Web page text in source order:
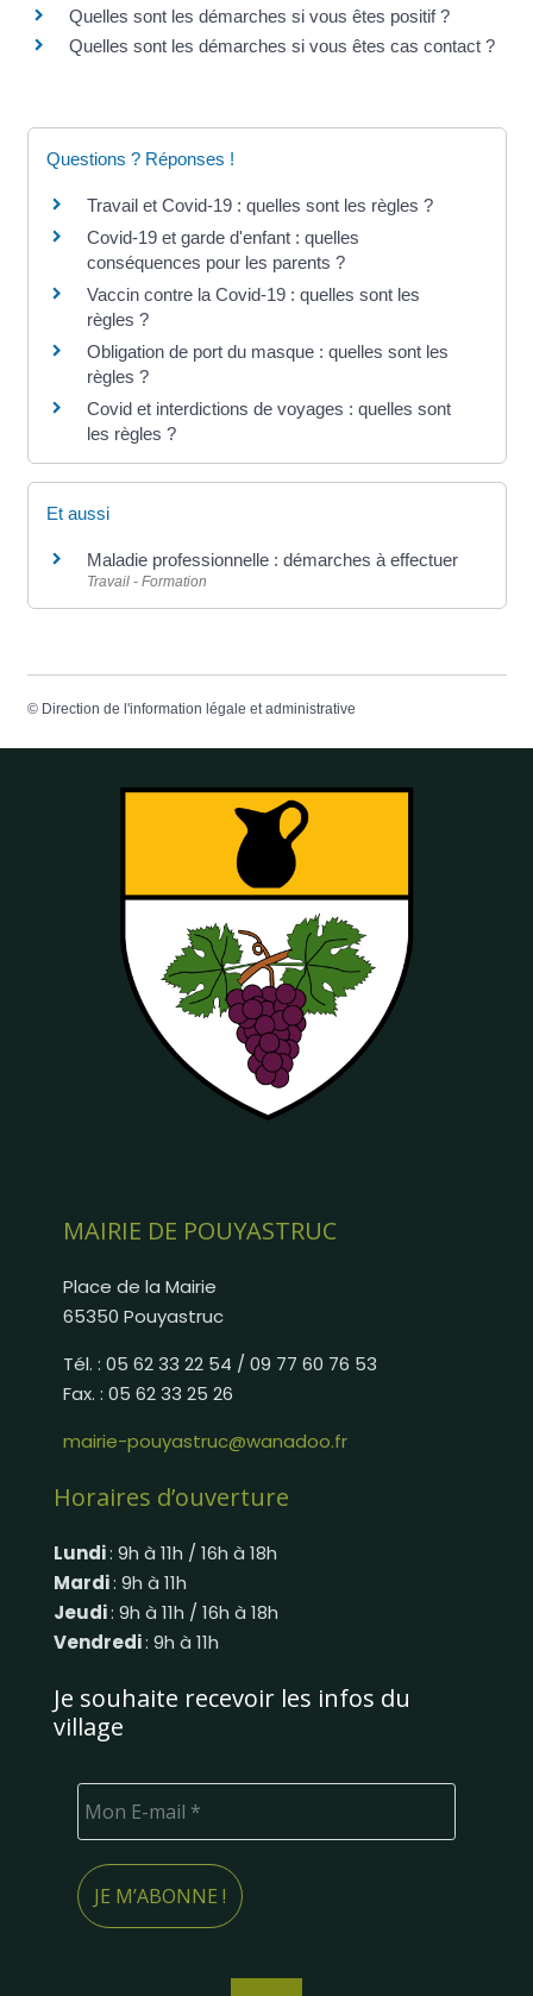
Quelles sont les démarches si vous êtes positif ?
Quelles sont les démarches si vous êtes cas contact ?
Questions ? Réponses !
Travail et Covid-19 : quelles sont les règles ?
Covid-19 et garde d'enfant : quelles
conséquences pour les parents ?
Vaccin contre la Covid-19 : quelles sont les
règles ?
Obligation de port du masque : quelles sont les
règles ?
Covid et interdictions de voyages : quelles sont
les règles ?
Et aussi
Maladie professionnelle : démarches à effectuer
Travail - Formation
© Direction de l'information légale et administrative
MAIRIE DE POUYASTRUC
Place de la Mairie
65350 Pouyastruc
Tél. : 05 62 33 22 54 / 09 77 60 76 53
Fax. : 05 62 33 25 26
mairie-pouyastruc@wanadoo.fr
Horaires d’ouverture
Lundi: 9h à 11h / 16h à 18h
Mardi: 9h à 11h
Jeudi: 9h à 11h / 16h à 18h
Vendredi: 9h à 11h
Je souhaite recevoir les infos du
village